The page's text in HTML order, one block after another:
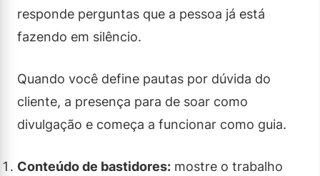
responde perguntas que a pessoa já está
fazendo em silêncio.
Quando você define pautas por dúvida do
cliente, a presença para de soar como
divulgação e começa a funcionar como guia.
Conteúdo de bastidores: mostre o trabalho